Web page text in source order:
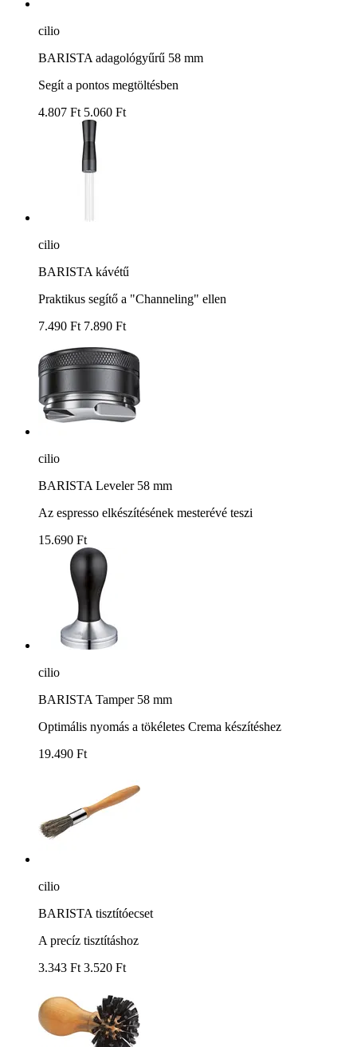
cilio
BARISTA adagológyűrű 58 mm
Segít a pontos megtöltésben
4.807 Ft 5.060 Ft
cilio
BARISTA kávétű
Praktikus segítő a "Channeling" ellen
7.490 Ft 7.890 Ft
cilio
BARISTA Leveler 58 mm
Az espresso elkészítésének mesterévé teszi
15.690 Ft
cilio
BARISTA Tamper 58 mm
Optimális nyomás a tökéletes Crema készítéshez
19.490 Ft
cilio
BARISTA tisztítóecset
A precíz tisztításhoz
3.343 Ft 3.520 Ft